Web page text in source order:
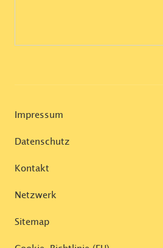
Impressum
Datenschutz
Kontakt
Netzwerk
Sitemap